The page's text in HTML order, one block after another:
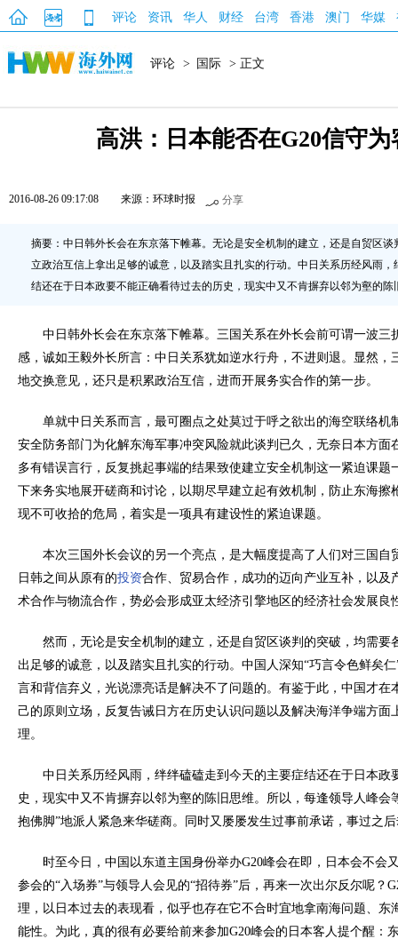
评论 资讯 华人 财经 台湾 香港 澳门 华媒
评论 > 国际 > 正文
高洪：日本能否在G20信守为
2016-08-26 09:17:08 来源：环球时报 分享
摘要：中日韩外长会在东京落下帷幕。无论是安全机制的建立，还是自贸区
立政治互信上拿出足够的诚意，以及踏实且扎实的行动。中日关系历经风雨
结还在于日本政要不能正确看待过去的历史，现实中又不肯摒弃以邻为壑的陈
中日韩外长会在东京落下帷幕。三国关系在外长会前可谓一波三
感，诚如王毅外长所言：中日关系犹如逆水行舟，不进则退。显然，
地交换意见，还只是积累政治互信，进而开展务实合作的第一步。
单就中日关系而言，最可圈点之处莫过于呼之欲出的海空联络机
安全防务部门为化解东海军事冲突风险就此谈判已久，无奈日本方面
多有错误言行，反复挑起事端的结果致使建立安全机制这一紧迫课题
下来务实地展开磋商和讨论，以期尽早建立起有效机制，防止东海擦
现不可收拾的危局，着实是一项具有建设性的紧迫课题。
本次三国外长会议的另一个亮点，是大幅度提高了人们对三国自
日韩之间从原有的投资合作、贸易合作，成功的迈向产业互补，以及
术合作与物流合作，势必会形成亚太经济引擎地区的经济社会发展良
然而，无论是安全机制的建立，还是自贸区谈判的突破，均需要
出足够的诚意，以及踏实且扎实的行动。中国人深知“巧言令色鲜矣
言和背信弃义，光说漂亮话是解决不了问题的。有鉴于此，中国才在
己的原则立场，反复告诫日方在历史认识问题以及解决海洋争端方面
理。
中日关系历经风雨，绊绊磕磕走到今天的主要症结还在于日本政
史，现实中又不肯摒弃以邻为壑的陈旧思维。所以，每逢领导人峰会
抱佛脚”地派人紧急来华磋商。同时又屡屡发生过事前承诺，事过之
时至今日，中国以东道主国身份举办G20峰会在即，日本会不会
参会的“入场券”与领导人会见的“招待券”后，再来一次出尔反尔呢？
理，以日本过去的表现看，似乎也存在它不合时宜地拿南海问题、东
能性。为此，真的很有必要给前来参加G20峰会的日本客人提个醒：